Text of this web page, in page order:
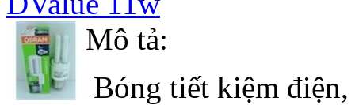
Mô tả:
Bóng tiết kiệm